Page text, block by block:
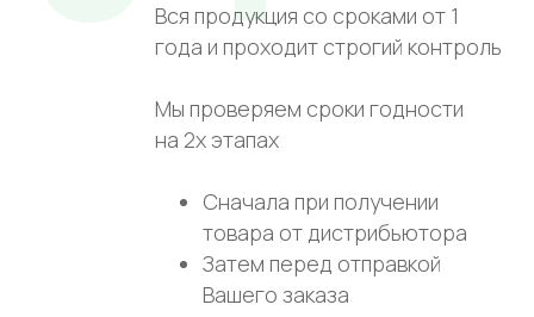
Вся продукция со сроками от 1
года и проходит строгий контроль
Мы проверяем сроки годности
на 2х этапах
Сначала при получении
товара от дистрибьютора
Затем перед отправкой
Вашего заказа